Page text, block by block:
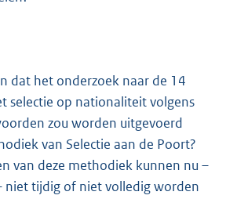
dat het onderzoek naar de 14
selectie op nationaliteit volgens
zou worden uitgevoerd
van Selectie aan de Poort?
van deze methodiek kunnen nu –
niet tijdig of niet volledig worden